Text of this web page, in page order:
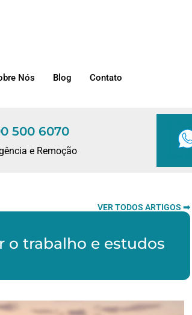
Nós Blog Contato
500 6070
e Remoção
VER TODOS ARTIGOS ➡
o trabalho e estudos